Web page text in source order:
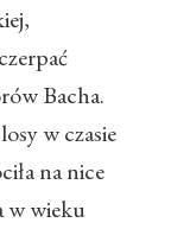
Bacha.
w czasie
na nice
w wieku